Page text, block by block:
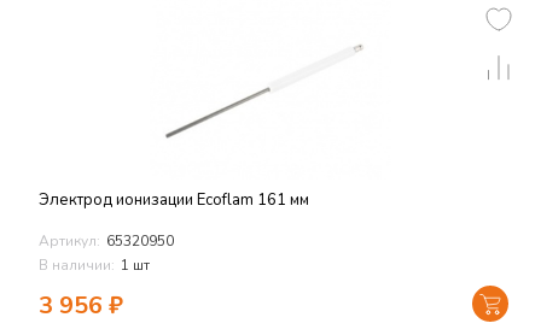
Электрод ионизации Ecoflam 161 мм
Артикул: 65320950
В наличии: 1 шт
3 956 ₽